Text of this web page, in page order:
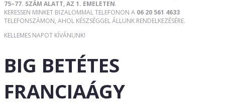
75–77. SZÁM ALATT, AZ 1. EMELETEN.
KERESSEN MINKET BIZALOMMAL TELEFONON A 06 20 561 4633
TELEFONSZÁMON, AHOL KÉSZSÉGGEL ÁLLUNK RENDELKEZÉSÉRE.
KELLEMES NAPOT KÍVÁNUNK!
BIG BETÉTES
FRANCIAÁGY